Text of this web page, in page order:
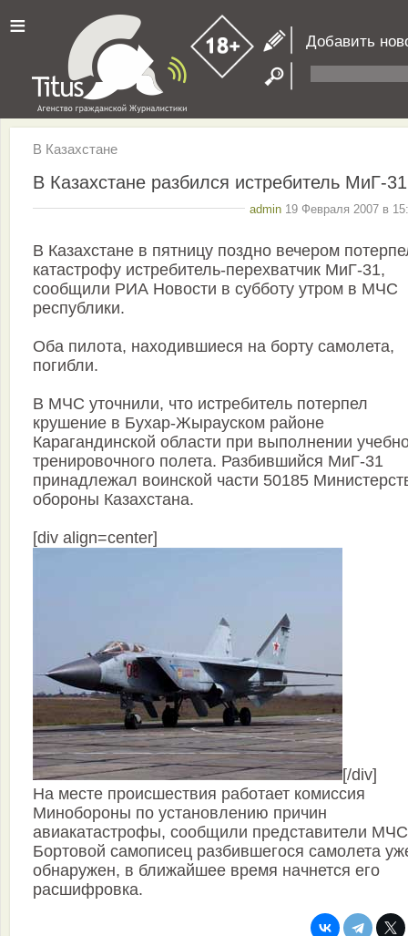
≡ Добавить
В Казахстане
В Казахстане разбился истребитель МиГ-31
admin 19 Февраля 2007 в
В Казахстане в пятницу поздно вечером
катастрофу истребитель-перехватчик МиГ-31,
сообщили РИА Новости в субботу утром в МЧС
республики.
Оба пилота, находившиеся на борту самолета,
погибли.
В МЧС уточнили, что истребитель потерпел
крушение в Бухар-Жырауском районе
Карагандинской области при выполнении
тренировочного полета. Разбившийся МиГ-31
принадлежал воинской части 50185
обороны Казахстана.
[div align=center]
[/div]
На месте происшествия работает комиссия
Минобороны по установлению причин
авиакатастрофы, сообщили представители
Бортовой самописец разбившегося самолета
обнаружен, в ближайшее время начнется его
расшифровка.